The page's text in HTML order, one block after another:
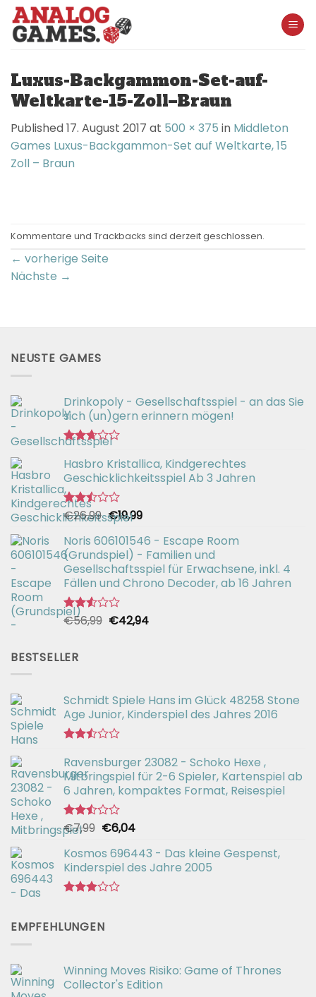
Skip
content
Luxus-Backgammon-Set-auf-
Weltkarte-15-Zoll–Braun
Published17. August 2017 at 500 × 375 in Middleton
Games Luxus-Backgammon-Set auf Weltkarte, 15
Zoll – Braun
Kommentare und Trackbacks sind derzeit geschlossen.
← vorherige Seite
Nächste →
NEUSTE GAMES
Drinkopoly - Gesellschaftsspiel - an das Sie
sich (un)gern erinnern mögen!
Bewertet
mit
2.67
von 5
Hasbro Kristallica, Kindgerechtes
Geschicklichkeitsspiel Ab 3 Jahren
Bewertet
mit
2.49
von 5
€26,99 Ursprünglicher
Preis
war:
€26,99
€19,99Aktueller
ist:
€19,99.
Noris 606101546 - Escape Room
(Grundspiel) - Familien und
Gesellschaftsspiel für Erwachsene, inkl. 4
Fällen und Chrono Decoder, ab 16 Jahren
Bewertet
von 5
€56,99 Ursprünglicher
€42,94Aktueller
BESTSELLER
Schmidt Spiele Hans im Glück 48258 Stone
Age Junior, Kinderspiel des Jahres 2016
mit
2.50
von 5
Ravensburger 23082 - Schoko Hexe ,
Mitbringspiel für 2-6 Spieler, Kartenspiel ab
6 Jahren, kompaktes Format, Reisespiel
Bewertet
mit
2.50
von 5
€7,99 Ursprünglicher
war:
€7,99
€6,04Aktueller
ist:
€6,04.
Kosmos 696443 - Das kleine Gespenst,
Kinderspiel des Jahre 2005
2.92
EMPFEHLUNGEN
Winning Moves Risiko: Game of Thrones
Collector's Edition